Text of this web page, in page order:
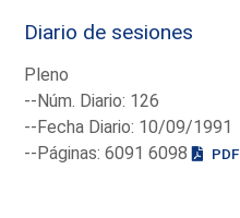
Diario de sesiones
Pleno
--Núm. Diario: 126
--Fecha Diario: 10/09/1991
--Páginas: 6091 6098
PDF